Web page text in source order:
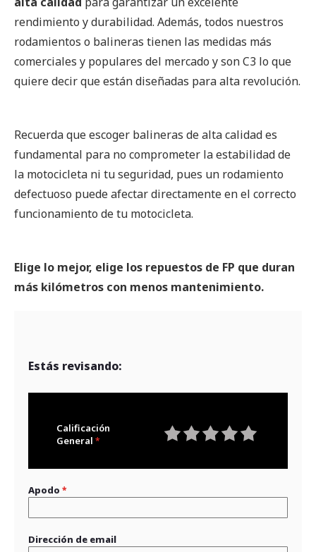
rendimiento y durabilidad. Además, todos nuestros
rodamientos o balineras tienen las medidas más
comerciales y populares del mercado y son C3 lo que
quiere decir que están diseñadas para alta revolución.
Recuerda que escoger balineras de alta calidad es
fundamental para no comprometer la estabilidad de
la motocicleta ni tu seguridad, pues un rodamiento
defectuoso puede afectar directamente en el correcto
funcionamiento de tu motocicleta.
Elige lo mejor, elige los repuestos de FP que duran
más kilómetros con menos mantenimiento.
Estás revisando:
Calificación
General
Apodo
Dirección de email